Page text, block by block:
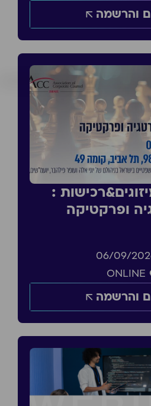
והרשמה
:
ופרקטיקה
06/09/
ONLINE
והרשמה